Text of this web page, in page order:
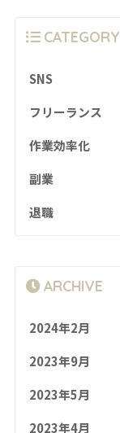
CATEGORY
SNS
フリーランス
作業効率化
副業
退職
ARCHIVE
2024年2月
2023年9月
2023年5月
2023年4月